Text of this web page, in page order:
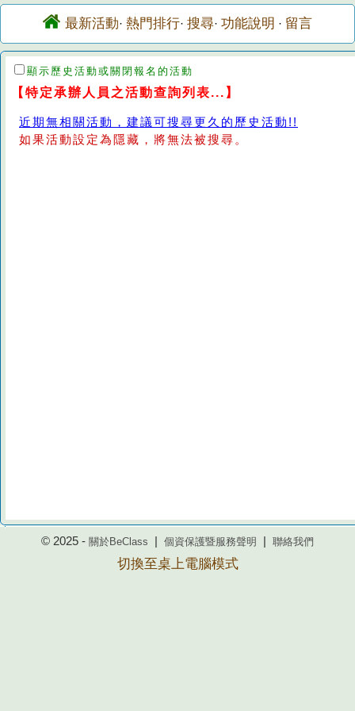
最新活動· 熱門排行· 搜尋· 功能說明 · 留言
顯示歷史活動或關閉報名的活動
【特定承辦人員之活動查詢列表...】
近期無相關活動，建議可搜尋更久的歷史活動!!
如果活動設定為隱藏，將無法被搜尋。
© 2025 - 關於BeClass 個資保護暨服務聲明 聯絡我們
切換至桌上電腦模式